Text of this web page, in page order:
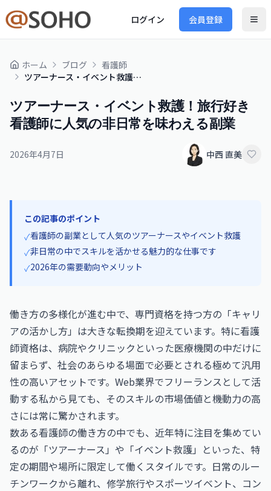
ログイン 会員登録
ホーム ブログ
看護師
ツアーナース・イベント救護！旅行好き看護師に人気の非日常を味わえる副業
ツアーナース・イベント救護！旅行好き
看護師に人気の非日常を味わえる副業
2026年4月7日 中西 直美
この記事のポイント
✓看護師の副業として人気のツアーナースやイベント救護
✓非日常の中でスキルを活かせる魅力的な仕事です
✓2026年の需要動向やメリット
働き方の多様化が進む中で、専門資格を持つ方の「キャリ
アの活かし方」は大きな転換期を迎えています。特に看護
師資格は、病院やクリニックといった医療機関の中だけに
留まらず、社会のあらゆる場面で必要とされる極めて汎用
性の高いアセットです。Web業界でフリーランスとして活
動する私から見ても、そのスキルの市場価値と機動力の高
さには常に驚かされます。
数ある看護師の働き方の中でも、近年特に注目を集めてい
るのが「ツアーナース」や「イベント救護」といった、特
定の期間や場所に限定して働くスタイルです。日常のルー
チンワークから離れ、修学旅行やスポーツイベント、コン